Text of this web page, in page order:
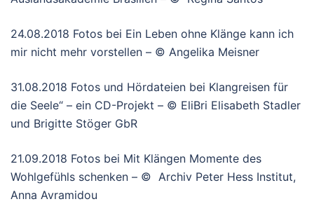
24.08.2018 Fotos bei Ein Leben ohne Klänge kann ich
mir nicht mehr vorstellen – © Angelika Meisner
31.08.2018 Fotos und Hördateien bei Klangreisen für
die Seele“ – ein CD-Projekt – © EliBri Elisabeth Stadler
und Brigitte Stöger GbR
21.09.2018 Fotos bei Mit Klängen Momente des
Wohlgefühls schenken – © Archiv Peter Hess Institut,
Anna Avramidou